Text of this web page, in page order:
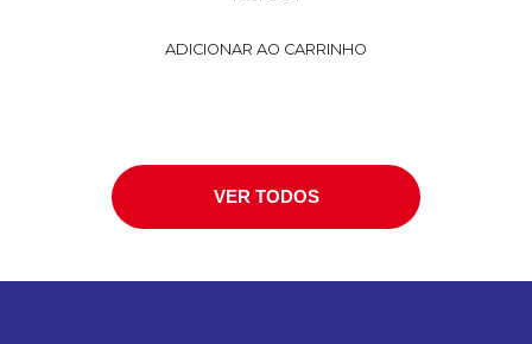
ADICIONAR AO CARRINHO
VER TODOS